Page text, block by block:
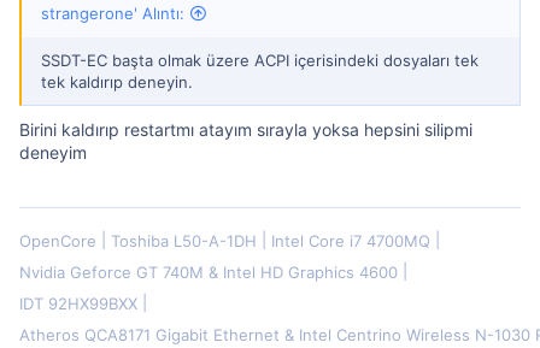
strangerone' Alıntı:
SSDT-EC başta olmak üzere ACPI içerisindeki dosyaları tek
tek kaldırıp deneyin.
Birini kaldırıp restartmı atayım sırayla yoksa hepsini silipmi
deneyim
OpenCore Toshiba L50-A-1DH
Intel Core i7 4700MQ
Nvidia Geforce GT 740M & Intel HD Graphics 4600
IDT 92HX99BXX
Atheros QCA8171 Gigabit Ethernet & Intel Centrino Wireless N-1030